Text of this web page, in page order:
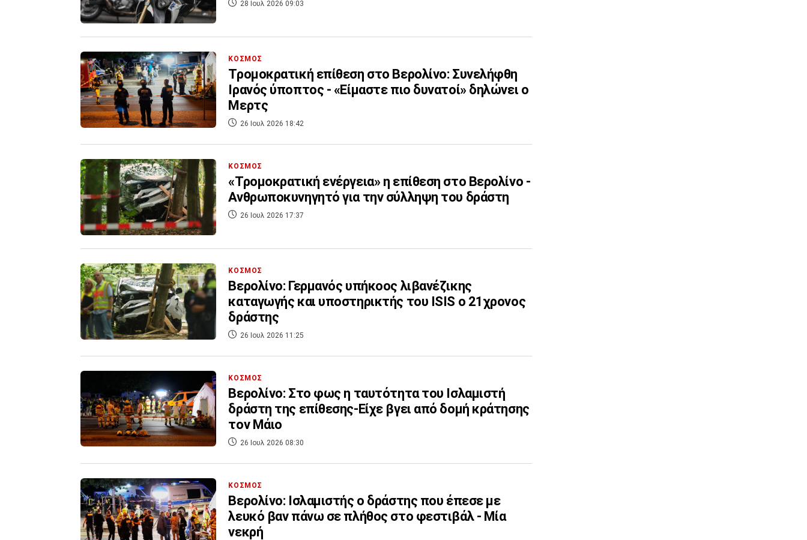
28 Ιουλ 2026 09:03
ΚΟΣΜΟΣ
Τρομοκρατική επίθεση στο Βερολίνο: Συνελήφθη
Ιρανός ύποπτος - «Είμαστε πιο δυνατοί» δηλώνει ο
Μερτς
26 Ιουλ 2026 18:42
ΚΟΣΜΟΣ
«Τρομοκρατική ενέργεια» η επίθεση στο Βερολίνο -
Ανθρωποκυνηγητό για την σύλληψη του δράστη
26 Ιουλ 2026 17:37
ΚΟΣΜΟΣ
Βερολίνο: Γερμανός υπήκοος λιβανέζικης
καταγωγής και υποστηρικτής του ISIS ο 21χρονος
δράστης
26 Ιουλ 2026 11:25
ΚΟΣΜΟΣ
Βερολίνο: Στο φως η ταυτότητα του Ισλαμιστή
δράστη της επίθεσης-Είχε βγει από δομή κράτησης
τον Μάιο
26 Ιουλ 2026 08:30
ΚΟΣΜΟΣ
Βερολίνο: Ισλαμιστής ο δράστης που έπεσε με
λευκό βαν πάνω σε πλήθος στο φεστιβάλ - Μία
νεκρή